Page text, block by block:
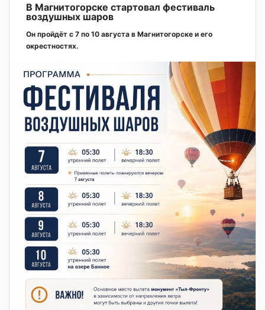
В Магнитогорске стартовал фестиваль
воздушных шаров
Он пройдёт с 7 по 10 августа в Магнитогорске и его
окрестностях.